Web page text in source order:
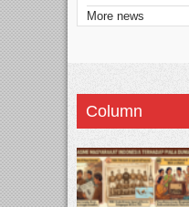
More news
Column